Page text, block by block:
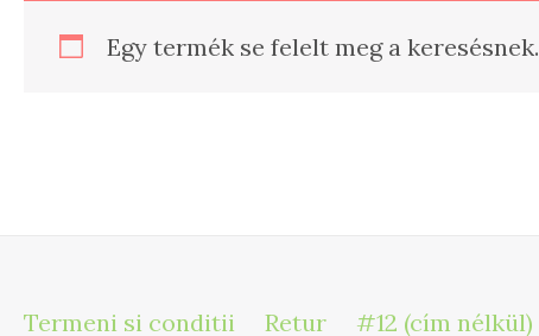
Egy termék se felelt meg a keresésnek.
Termeni si conditii Retur #12 (cím nélkül)